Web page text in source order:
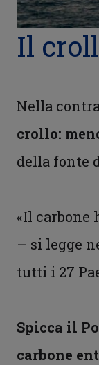
Il
Nella
crollo:
della fonte
«Il carbone
– si legge
tutti i 27
Spicca il
carbone